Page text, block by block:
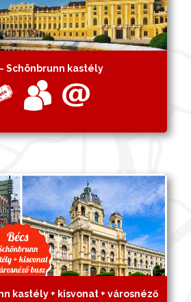
Schönbrunn kastély
kastély + kisvonat + városnéző